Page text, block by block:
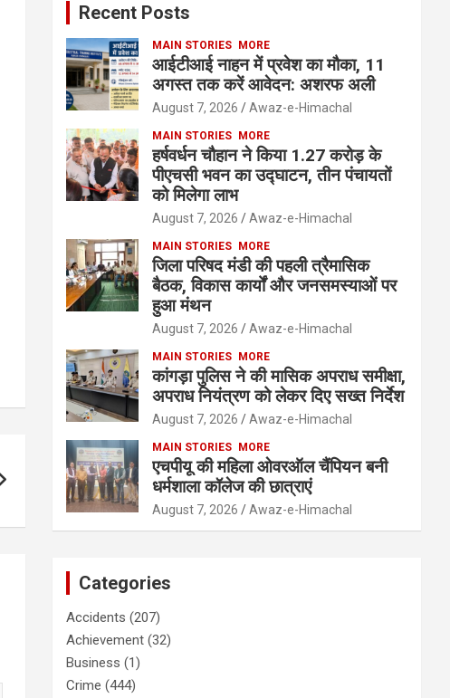
Recent Posts
MAIN STORIES MORE
आईटीआई नाहन में प्रवेश का मौका, 11
अगस्त तक करें आवेदन: अशरफ अली
August 7, 2026 Awaz-e-Himachal
MAIN STORIES MORE
हर्षवर्धन चौहान ने किया 1.27 करोड़ के
पीएचसी भवन का उद्घाटन, तीन पंचायतों
को मिलेगा लाभ
August 7, 2026 Awaz-e-Himachal
MAIN STORIES MORE
जिला परिषद मंडी की पहली त्रैमासिक
बैठक, विकास कार्यों और जनसमस्याओं पर
हुआ मंथन
August 7, 2026 Awaz-e-Himachal
MAIN STORIES MORE
कांगड़ा पुलिस ने की मासिक अपराध समीक्षा,
अपराध नियंत्रण को लेकर दिए सख्त निर्देश
August 7, 2026 Awaz-e-Himachal
MAIN STORIES MORE
एचपीयू की महिला ओवरऑल चैंपियन बनी
धर्मशाला कॉलेज की छात्राएं
August 7, 2026 Awaz-e-Himachal
Categories
Accidents (207)
Achievement (32)
Business (1)
Crime (444)